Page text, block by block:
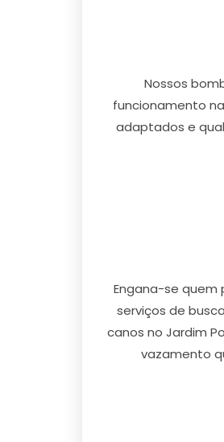
Nossos
funcionamento
adaptados e
Engana-se quem
serviços de
canos no Jardim
vazamento